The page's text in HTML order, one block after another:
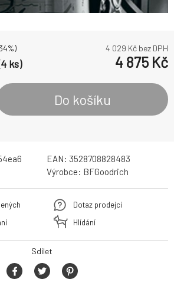
%) 4 029 Kč bez DPH
ks) 4 875 Kč
Do košíku
EAN: 3528708828483
Výrobce: BFGoodrich
Dotaz prodejci
Hlídání
Sdílet